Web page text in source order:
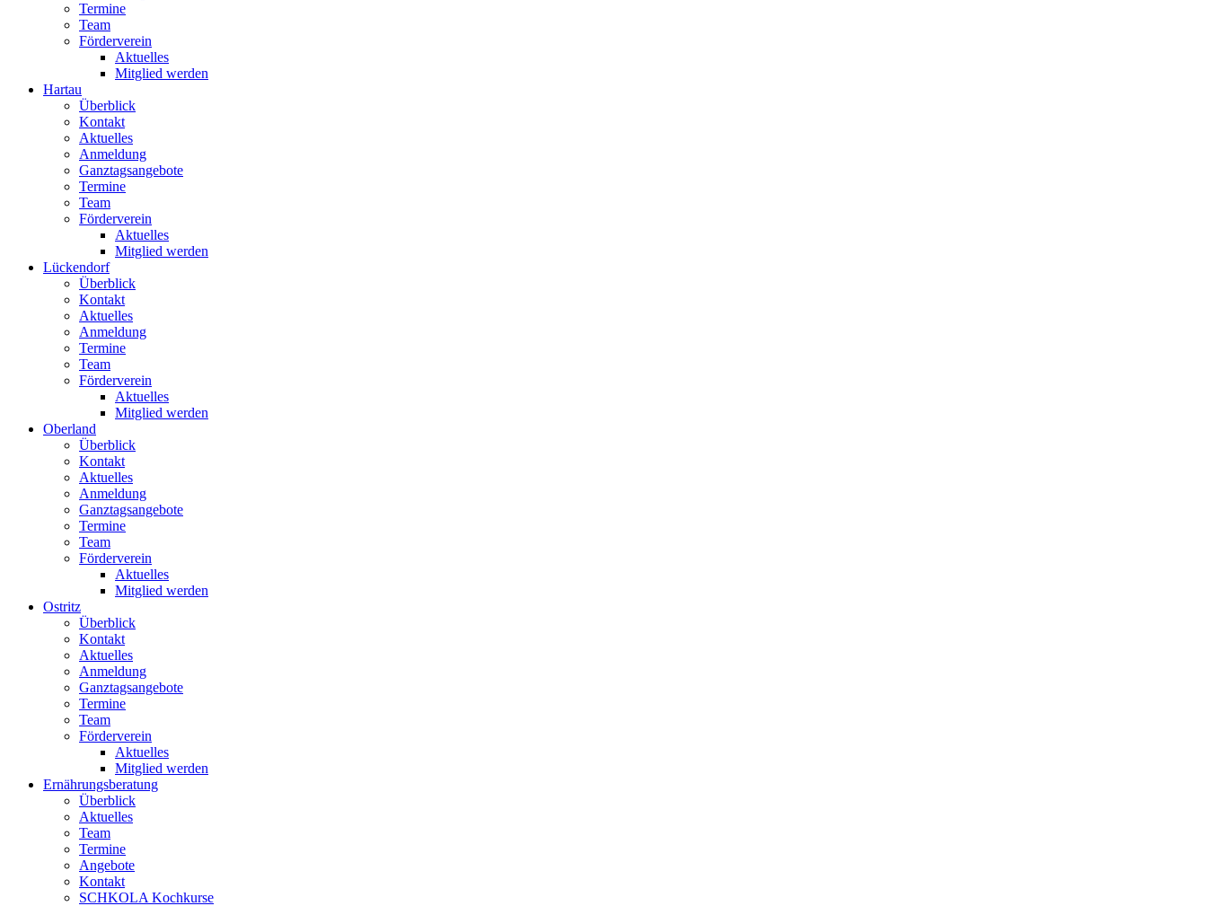
Termine
Team
Förderverein
Aktuelles
Mitglied werden
Hartau
Überblick
Kontakt
Aktuelles
Anmeldung
Ganztagsangebote
Termine
Team
Förderverein
Aktuelles
Mitglied werden
Lückendorf
Überblick
Kontakt
Aktuelles
Anmeldung
Termine
Team
Förderverein
Aktuelles
Mitglied werden
Oberland
Überblick
Kontakt
Aktuelles
Anmeldung
Ganztagsangebote
Termine
Team
Förderverein
Aktuelles
Mitglied werden
Ostritz
Überblick
Kontakt
Aktuelles
Anmeldung
Ganztagsangebote
Termine
Team
Förderverein
Aktuelles
Mitglied werden
Ernährungsberatung
Überblick
Aktuelles
Team
Termine
Angebote
Kontakt
SCHKOLA Kochkurse